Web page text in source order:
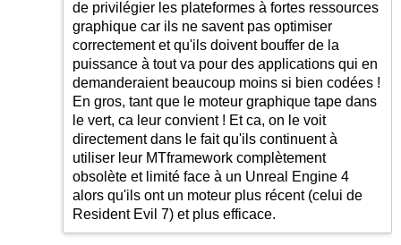
de privilégier les plateformes à fortes ressources
graphique car ils ne savent pas optimiser
correctement et qu'ils doivent bouffer de la
puissance à tout va pour des applications qui en
demanderaient beaucoup moins si bien codées !
En gros, tant que le moteur graphique tape dans
le vert, ca leur convient ! Et ca, on le voit
directement dans le fait qu'ils continuent à
utiliser leur MTframework complètement
obsolète et limité face à un Unreal Engine 4
alors qu'ils ont un moteur plus récent (celui de
Resident Evil 7) et plus efficace.